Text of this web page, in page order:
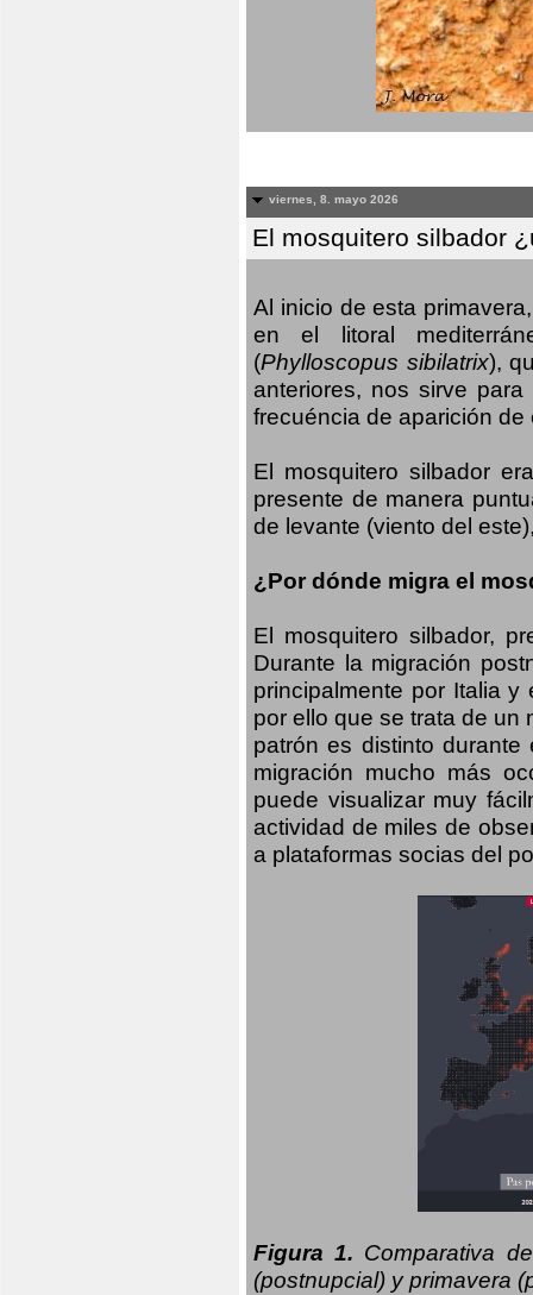
viernes, 8. mayo 2026
El mosquitero silbador
Al inicio de esta
en el litoral
(Phylloscopus sibilatrix),
anteriores, nos sirve
frecuéncia de aparición
El mosquitero silbador
presente de manera
de levante (viento del
¿Por dónde migra el
El mosquitero silbador,
Durante la migración
principalmente por Italia
por ello que se trata de un
patrón es distinto
migración mucho más
puede visualizar muy
actividad de miles de
a plataformas socias del
Figura 1. Comparativa
(postnupcial) y primavera